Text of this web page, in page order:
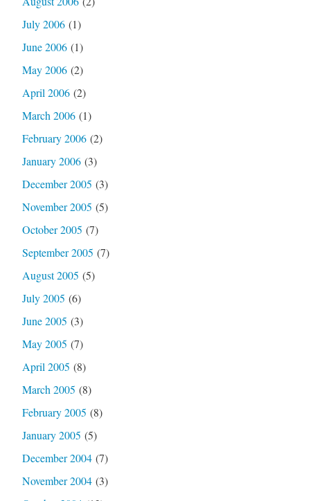
July 2006(1)
June 2006(1)
May 2006(2)
April 2006(2)
March 2006(1)
February 2006(2)
January 2006(3)
December 2005 (3)
November 2005 (5)
October 2005 (7)
September 2005 (7)
August 2005 (5)
July 2005 (6)
June 2005 (3)
May 2005 (7)
April 2005 (8)
March 2005 (8)
February 2005 (8)
January 2005 (5)
December 2004(7)
November 2004(3)